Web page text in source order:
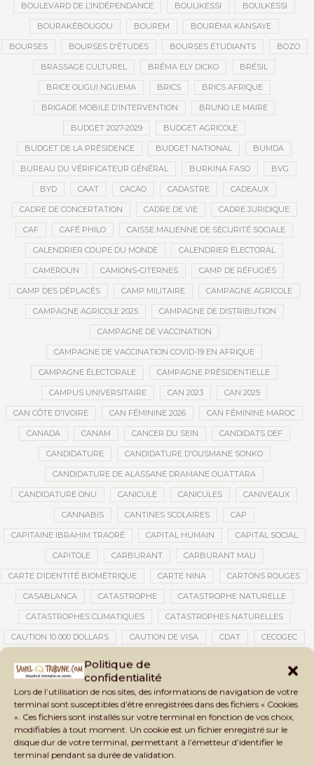
Politique de
confidentialité
Lors de l’utilisation de nos sites, des informations de navigation de votre
terminal sont susceptibles d’être enregistrées dans des fichiers « Cookies
». Ces fichiers sont installés sur votre terminal en fonction de vos choix,
modifiables à tout moment. Un cookie est un fichier enregistré sur le
disque dur de votre terminal, permettant à l’émetteur d’identifier le
terminal pendant sa durée de validation.
BOULEVARD DE L’INDÉPENDANCE BOULIKESSI BOULKESSI
BOURAKÉBOUGOU BOUREM BOURÉMA KANSAYE
BOURSES BOURSES D'ÉTUDES BOURSES ÉTUDIANTS BOZO
BRASSAGE CULTUREL BRÉMA ELY DICKO BRÉSIL
BRICE OLIGUI NGUEMA BRICS BRICS AFRIQUE
BRIGADE MOBILE D’INTERVENTION BRUNO LE MAIRE
BUDGET 2027-2029 BUDGET AGRICOLE
BUDGET DE LA PRÉSIDENCE BUDGET NATIONAL BUMDA
BUREAU DU VÉRIFICATEUR GÉNÉRAL BURKINA FASO BVG
BYD CAAT CACAO CADASTRE CADEAUX
CADRE DE CONCERTATION CADRE DE VIE CADRE JURIDIQUE
CAF CAFÉ PHILO CAISSE MALIENNE DE SÉCURITÉ SOCIALE
CALENDRIER COUPE DU MONDE CALENDRIER ÉLECTORAL
CAMEROUN CAMIONS-CITERNES CAMP DE RÉFUGIÉS
CAMP DES DÉPLACÉS CAMP MILITAIRE CAMPAGNE AGRICOLE
CAMPAGNE AGRICOLE 2025 CAMPAGNE DE DISTRIBUTION
CAMPAGNE DE VACCINATION
CAMPAGNE DE VACCINATION COVID-19 EN AFRIQUE
CAMPAGNE ÉLECTORALE CAMPAGNE PRÉSIDENTIELLE
CAMPUS UNIVERSITAIRE CAN 2023 CAN 2025
CAN CÔTE D'IVOIRE CAN FÉMININE 2026 CAN FÉMININE MAROC
CANADA CANAM CANCER DU SEIN CANDIDATS DEF
CANDIDATURE CANDIDATURE D'OUSMANE SONKO
CANDIDATURE DE ALASSANE DRAMANE OUATTARA
CANDIDATURE ONU CANICULE CANICULES CANIVEAUX
CANNABIS CANTINES SCOLAIRES CAP
CAPITAINE IBRAHIM TRAORÉ CAPITAL HUMAIN CAPITAL SOCIAL
CAPITOLE CARBURANT CARBURANT MALI
CARTE D’IDENTITÉ BIOMÉTRIQUE CARTE NINA CARTONS ROUGES
CASABLANCA CATASTROPHE CATASTROPHE NATURELLE
CATASTROPHES CLIMATIQUES CATASTROPHES NATURELLES
CAUTION 10 000 DOLLARS CAUTION DE VISA CDAT CECOGEC
CEMAPI CEN-SNESUP
CENTRAFRIQUE CENTRALE SOLAIRE
CENTRALE SOLAIRE DE SANANKOROBA CENTRALES SOLAIRES
CENTRE D'INTELLIGENCE ARTIFICIELLE
CENTRE DE SANTÉ COMMUNAUTAIRE